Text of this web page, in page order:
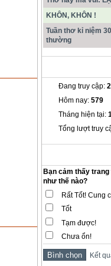
KHÔN, KHÔN !
Tuần thơ kỉ niệm
thường
Đang truy cập:
Hôm nay: 579
Tháng hiện tại:
Tổng lượt truy
Bạn cảm thấy
như thế nào?
Rất Tốt! Cung
Tốt
Tạm được!
Chưa ổn!
Kết